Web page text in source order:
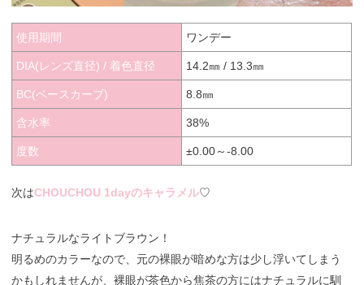
使用期間 ワンデー
DIA(レンズ直径) / 着色直径 14.2㎜ / 13.3㎜
BC(ベースカーブ) 8.8㎜
含水率 38%
度数 ±0.00～-8.00
次はCHOUCHOU 1dayのキャラメル♡
ナチュラルなライトブラウン！
明るめのカラーなので、元の裸眼が暗めな方は少し浮いてしまう
かもしれませんが、裸眼が茶色から焦茶の方にはナチュラルに馴